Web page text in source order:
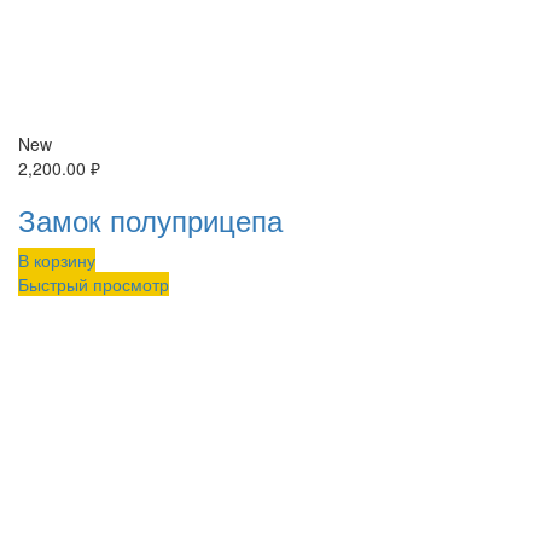
New
2,200.00 ₽
Замок полуприцепа
В корзину
Быстрый просмотр